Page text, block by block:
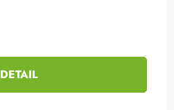
DETAIL